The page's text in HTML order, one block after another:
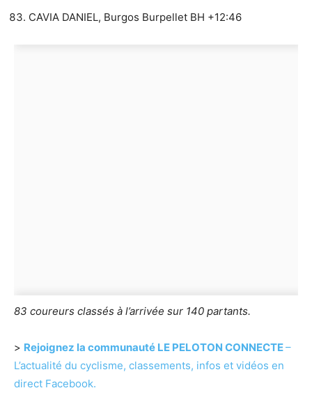
CAVIA DANIEL, Burgos Burpellet BH +12:46
83 coureurs classés à l’arrivée sur 140 partants.
> Rejoignez la communauté LE PELOTON CONNECTE–
L’actualité du cyclisme, classements, infos et vidéos en
direct Facebook.